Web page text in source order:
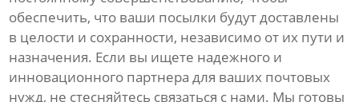
обеспечить, что ваши посылки будут доставлены
в целости и сохранности, независимо от их пути и
назначения. Если вы ищете надежного и
инновационного партнера для ваших почтовых
нужд, не стесняйтесь связаться с нами. Мы готовы